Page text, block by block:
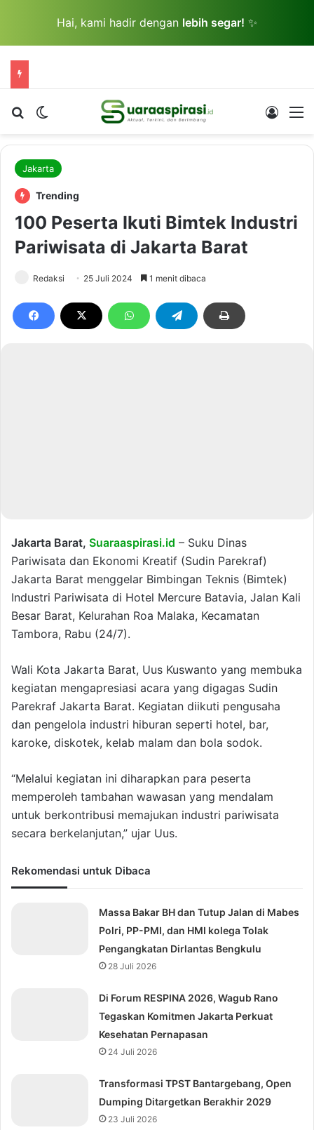
Hai, kami hadir dengan lebih segar! ✨
Cari berita...Switch skin Log In
Jakarta
Trending
100 Peserta Ikuti Bimtek Industri
Pariwisata di Jakarta Barat
Redaksi 25 Juli 2024 1 menit dibaca
Jakarta Barat, Suaraaspirasi.id – Suku Dinas
Pariwisata dan Ekonomi Kreatif (Sudin Parekraf)
Jakarta Barat menggelar Bimbingan Teknis (Bimtek)
Industri Pariwisata di Hotel Mercure Batavia, Jalan Kali
Besar Barat, Kelurahan Roa Malaka, Kecamatan
Tambora, Rabu (24/7).
Wali Kota Jakarta Barat, Uus Kuswanto yang membuka
kegiatan mengapresiasi acara yang digagas Sudin
Parekraf Jakarta Barat. Kegiatan diikuti pengusaha
dan pengelola industri hiburan seperti hotel, bar,
karoke, diskotek, kelab malam dan bola sodok.
“Melalui kegiatan ini diharapkan para peserta
memperoleh tambahan wawasan yang mendalam
untuk berkontribusi memajukan industri pariwisata
secara berkelanjutan,” ujar Uus.
Rekomendasi untuk Dibaca
Massa Bakar BH dan Tutup Jalan di Mabes
Polri, PP-PMI, dan HMI kolega Tolak
Pengangkatan Dirlantas Bengkulu
28 Juli 2026
Di Forum RESPINA 2026, Wagub Rano
Tegaskan Komitmen Jakarta Perkuat
Kesehatan Pernapasan
24 Juli 2026
Transformasi TPST Bantargebang, Open
Dumping Ditargetkan Berakhir 2029
23 Juli 2026